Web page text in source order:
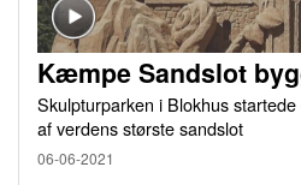
Kæmpe Sandslot
Skulpturparken i Blokhus
af verdens største sandslot
06-06-2021